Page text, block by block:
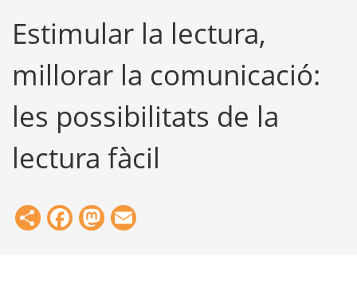
Estimular la lectura,
millorar la comunicació:
les possibilitats de la
lectura fàcil
ShareFacebook
Mastodon